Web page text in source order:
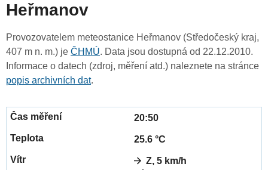
Heřmanov
Provozovatelem meteostanice Heřmanov (Středočeský kraj,
407 m n. m.) je ČHMÚ. Data jsou dostupná od 22.12.2010.
Informace o datech (zdroj, měření atd.) naleznete na stránce
popis archivních dat.
20:50
25.6 °C
Z, 5 km/h